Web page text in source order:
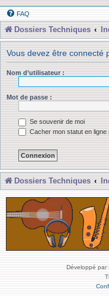
FAQ
Dossiers Techniques
Vous devez être connecté
Nom d’utilisateur :
Mot de passe :
Se souvenir de moi
Cacher mon statut en
Dossiers Techniques
Développé par